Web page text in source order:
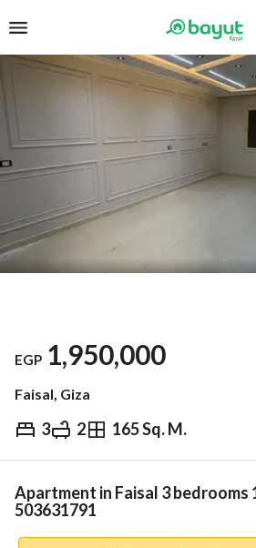
EGP 1,950,000
Faisal, Giza
3 2 165 Sq. M.
EGP 1,950,000
Overview Trends & Indices
Apartment in Faisal 3 bedrooms
503631791